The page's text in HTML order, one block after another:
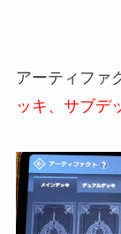
アーティファ
ッキ、サブデ